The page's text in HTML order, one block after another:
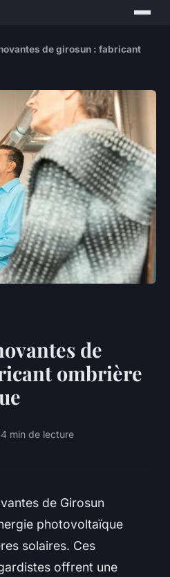
de girosun : fabricant
de
ombrière
4 min de lecture
de Girosun
photovoltaïque
solaires. Ces
offrent une